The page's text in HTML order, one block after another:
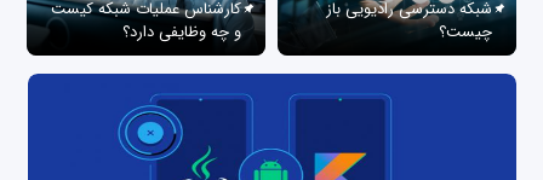
شبکه دسترسی رادیویی باز
چیست؟
کارشناس عملیات شبکه کیست
و چه وظایفی دارد؟